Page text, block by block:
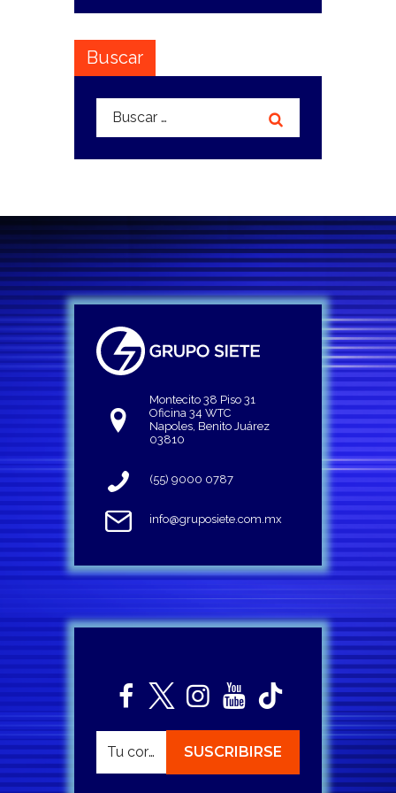
Buscar
Buscar:
Montecito 38 Piso 31
Oficina 34 WTC
Napoles, Benito Juárez
03810
(55) 9000 0787
info@gruposiete.com.mx